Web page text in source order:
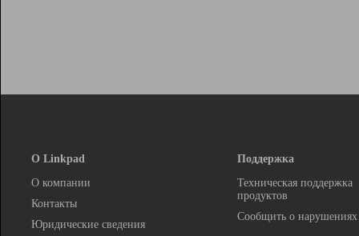
О Linkpad
О компании
Контакты
Юридические сведения
Поддержка
Техническая поддержка
продуктов
Сообщить о нарушениях